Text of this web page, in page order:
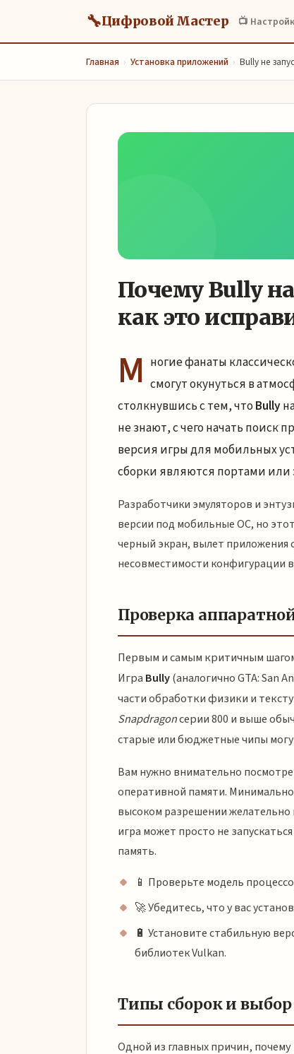
🔧Цифровой Мастер 📺
Главная › Установка приложений › Bully не
Почему Bully
как это
М ногие фанаты
смогут окунуться в
столкнувшись с тем, чтоBully
не знают, с чего начать поиск
версия игры для мобильных
сборки являются портами или
Разработчики эмуляторов и
версии под мобильные ОС, но
черный экран, вылет приложения
несовместимости конфигурации
Проверка
Первым и самым критичным
Игра Bully(аналогично GTA: San
части обработки физики и
Snapdragonсерии 800 и выше
старые или бюджетные чипы
Вам нужно внимательно
оперативной памяти.
высоком разрешении желательно
игра может просто не
память.
📱 Проверьте модель
🚀 Убедитесь, что у вас
🔋 Установите стабильную
библиотек Vulkan.
Типы сборок и
Одной из главных причин, почему